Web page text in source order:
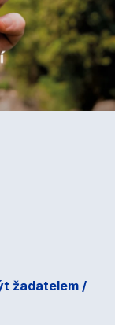
žadatelem /